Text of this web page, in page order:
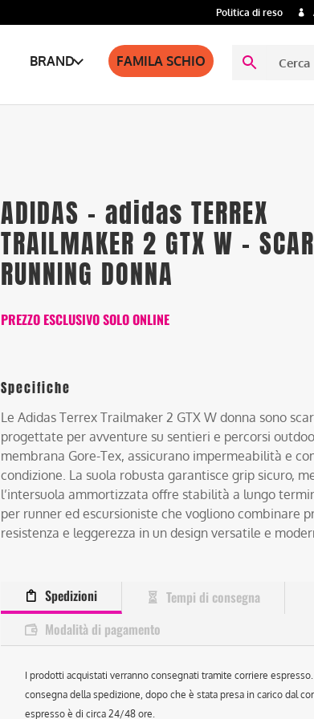
Politica di reso
BRAND FAMILA SCHIO
ADIDAS – adidas TERREX
TRAILMAKER 2 GTX W –
RUNNING DONNA
PREZZO ESCLUSIVO SOLO ONLINE
Specifiche
Le Adidas Terrex Trailmaker 2 GTX W donna sono
progettate per avventure su sentieri e percorsi
membrana Gore-Tex, assicurano impermeabilità e
condizione. La suola robusta garantisce grip sicuro,
l’intersuola ammortizzata offre stabilità a lungo
per runner ed escursioniste che vogliono combinare
resistenza e leggerezza in un design versatile e
Spedizioni
Tempi di consegna
Modalità di pagamento
I prodotti acquistati verranno consegnati tramite corriere
consegna della spedizione, dopo che è stata presa in carico dal
espresso è di circa 24/48 ore.